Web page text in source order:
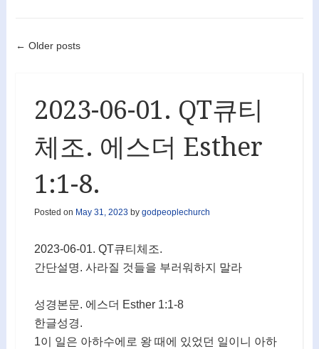
Post navigation
← Older posts
2023-06-01. QT큐티
체조. 에스더 Esther
1:1-8.
Posted on May 31, 2023 by godpeoplechurch
2023-06-01. QT큐티체조.
간단설명. 사라질 것들을 부러워하지 말라
성경본문. 에스더 Esther 1:1-8
한글성경.
1이 일은 아하수에로 왕 때에 있었던 일이니 아하